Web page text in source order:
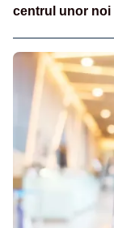
centrul unor noi